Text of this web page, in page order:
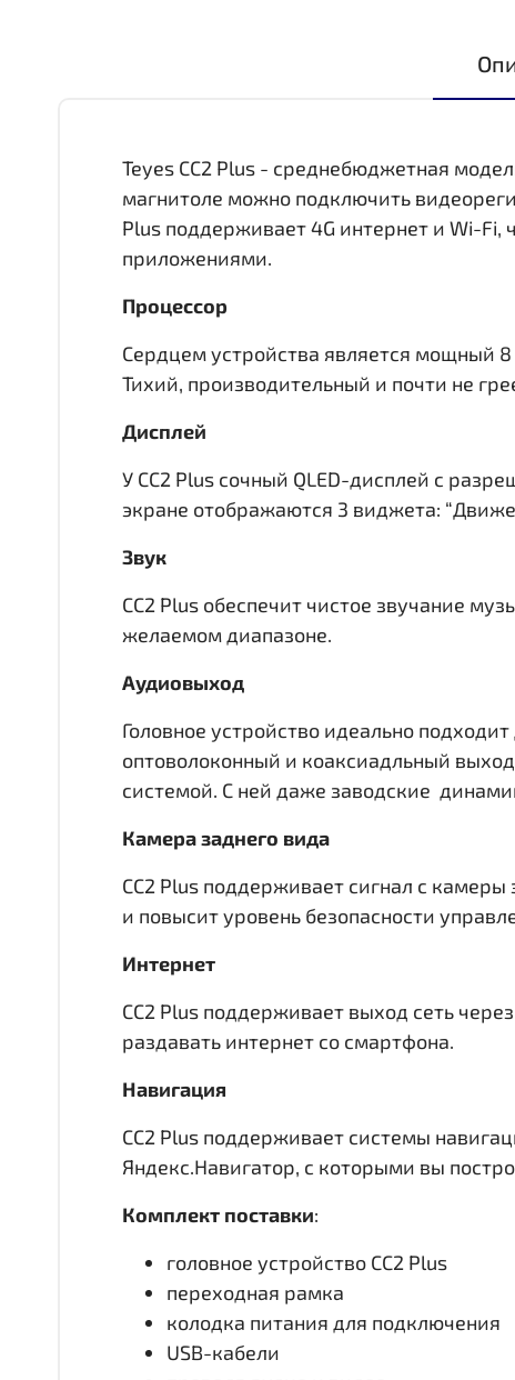
Teyes CC2 Plus - среднебюджетная
магнитоле можно подключить
Plus поддерживает 4G интернет и Wi-Fi,
приложениями.
Процессор
Сердцем устройства является мощный 8
Тихий, производительный и почти не
Дисплей
У CC2 Plus сочный QLED-дисплей c
экране отображаются 3 виджета:
Звук
CC2 Plus обеспечит чистое звучание
желаемом диапазоне.
Аудиовыход
Головное устройство идеально
оптоволоконный и коаксиадльный
системой. С ней даже заводские
Камера заднего вида
CC2 Plus поддерживает сигнал с
и повысит уровень безопасности
Интернет
CC2 Plus поддерживает выход сеть
раздавать интернет со смартфона.
Навигация
CC2 Plus поддерживает системы
Яндекс.Навигатор, с которыми вы
Комплект поставки:
головное устройство CC2 Plus
переходная рамка
колодка питания для подключения
USB-кабели